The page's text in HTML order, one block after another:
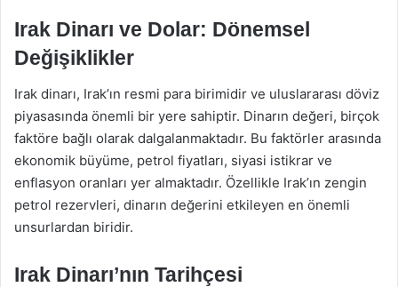
Irak Dinarı ve Dolar: Dönemsel
Değişiklikler
Irak dinarı, Irak’ın resmi para birimidir ve uluslararası döviz
piyasasında önemli bir yere sahiptir. Dinarın değeri, birçok
faktöre bağlı olarak dalgalanmaktadır. Bu faktörler arasında
ekonomik büyüme, petrol fiyatları, siyasi istikrar ve
enflasyon oranları yer almaktadır. Özellikle Irak’ın zengin
petrol rezervleri, dinarın değerini etkileyen en önemli
unsurlardan biridir.
Irak Dinarı’nın Tarihçesi